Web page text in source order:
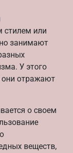
стилем или
занимают
У этого
они отражают
о своем
веществ,